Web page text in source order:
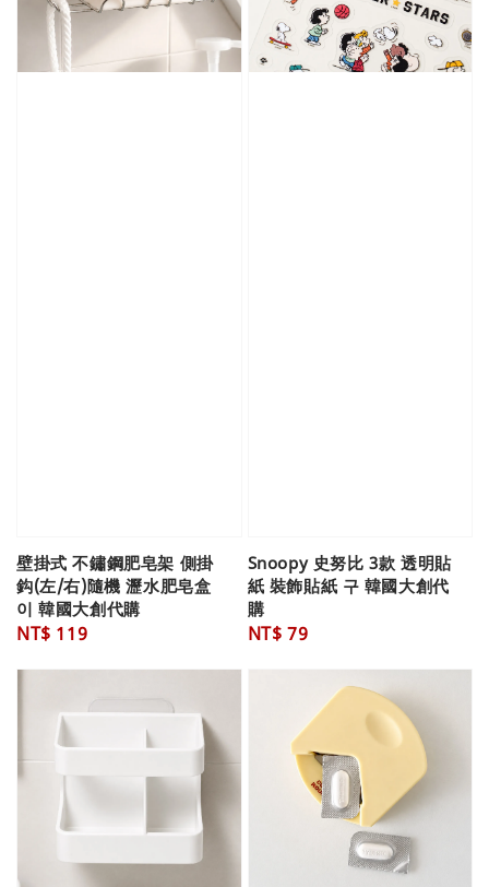
壁掛式 不鏽鋼肥皂架 側掛
鈎(左/右)隨機 瀝水肥皂盒
이 韓國大創代購
Regular
NT$ 119
Snoopy 史努比 3款 透明貼
紙 裝飾貼紙 구 韓國大創代
購
Regular
NT$ 79